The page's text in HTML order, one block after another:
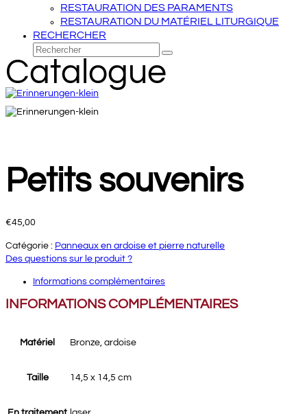
RESTAURATION DES PARAMENTS
RESTAURATION DU MATÉRIEL LITURGIQUE
RECHERCHER
Rechercher
Envoyer
Catalogue
Petits souvenirs
€45,00
Catégorie : Panneaux en ardoise et pierre naturelle
Des questions sur le produit ?
Informations complémentaires
INFORMATIONS COMPLÉMENTAIRES
Matériel Bronze, ardoise
Taille 14,5 x 14,5 cm